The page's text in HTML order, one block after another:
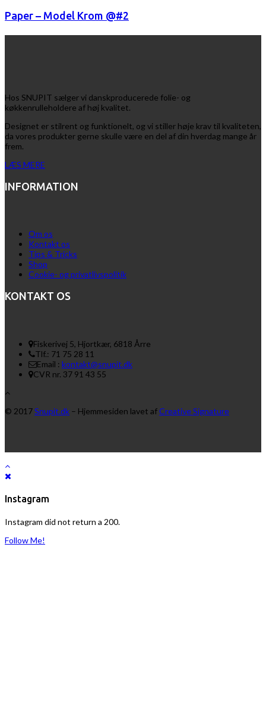
Paper – Model Krom @#2
Hos SNUPIT sælger vi danskproducerede folie- og
køkkenrulleholdere af høj kvalitet.
Designet er stilrent og funktionelt, og vi stiller høje krav til kvaliteten,
da vores produkter gerne skulle være en del af din hverdag mange år
frem.
LÆS MERE
INFORMATION
Om os
Kontakt os
Tips & Tricks
Shop
Cookie- og privatlivspolitik
KONTAKT OS
Fiskerivej 5, Hjortkær, 6818 Årre
Tlf.: 71 75 28 11
Email : kontakt@snupit.dk
CVR nr. 37 91 43 55
© 2017Snupit.dk – Hjemmesiden lavet afCreative Signature
Instagram
Instagram did not return a 200.
Follow Me!